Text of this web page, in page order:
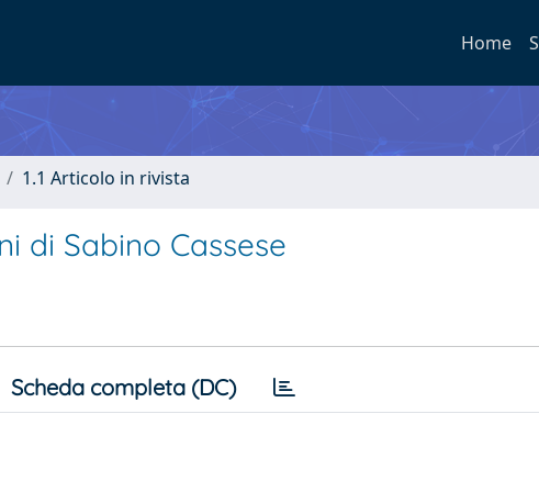
Home
1.1 Articolo in rivista
di Sabino Cassese
Scheda completa (DC)